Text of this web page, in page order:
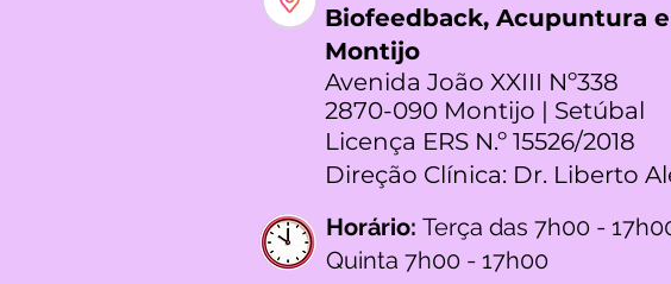
Biofeedback, Acupuntura
Montijo
Avenida João XXIII Nº338
2870-090 Montijo | Setúbal
Licença ERS N.º 15526/2018
Direção Clínica: Dr. Liberto
Horário: Terça das 7h00 -
Quinta 7h00 - 17h00